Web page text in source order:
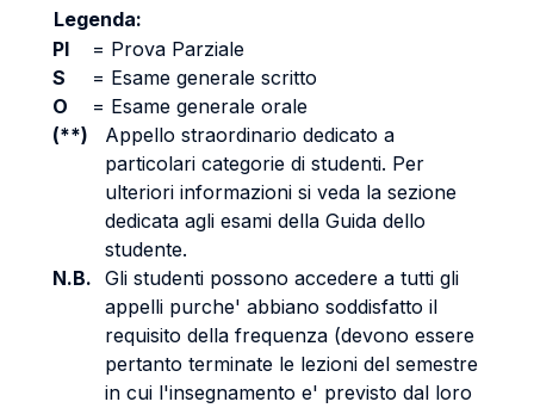
Legenda:
PI
= Prova Parziale
S
= Esame generale scritto
O
= Esame generale orale
(**)
Appello straordinario dedicato a
particolari categorie di studenti. Per
ulteriori informazioni si veda la sezione
dedicata agli esami della Guida dello
studente.
N.B. Gli studenti possono accedere a tutti gli
appelli purche' abbiano soddisfatto il
requisito della frequenza (devono essere
pertanto terminate le lezioni del semestre
in cui l'insegnamento e' previsto dal loro